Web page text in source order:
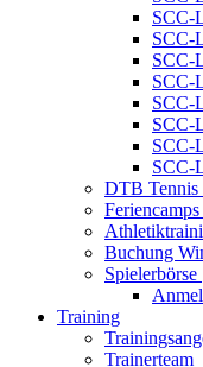
SCC-
SCC-
SCC-
SCC-
SCC-
SCC-
SCC-
SCC-
DTB Tennis
Buchung
Spielerbörse
Training
Trainerteam